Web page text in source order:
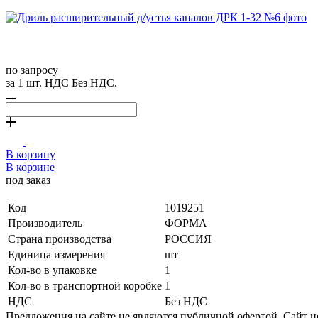
по запросу
за 1 шт. НДС Без НДС.
В корзину
В корзине
под заказ
Код
1019251
Производитель
ФОРМА
Страна производства
РОССИЯ
Единица измерения
шт
Кол-во в упаковке
1
Кол-во в транспортной коробке 1
НДС
Без НДС